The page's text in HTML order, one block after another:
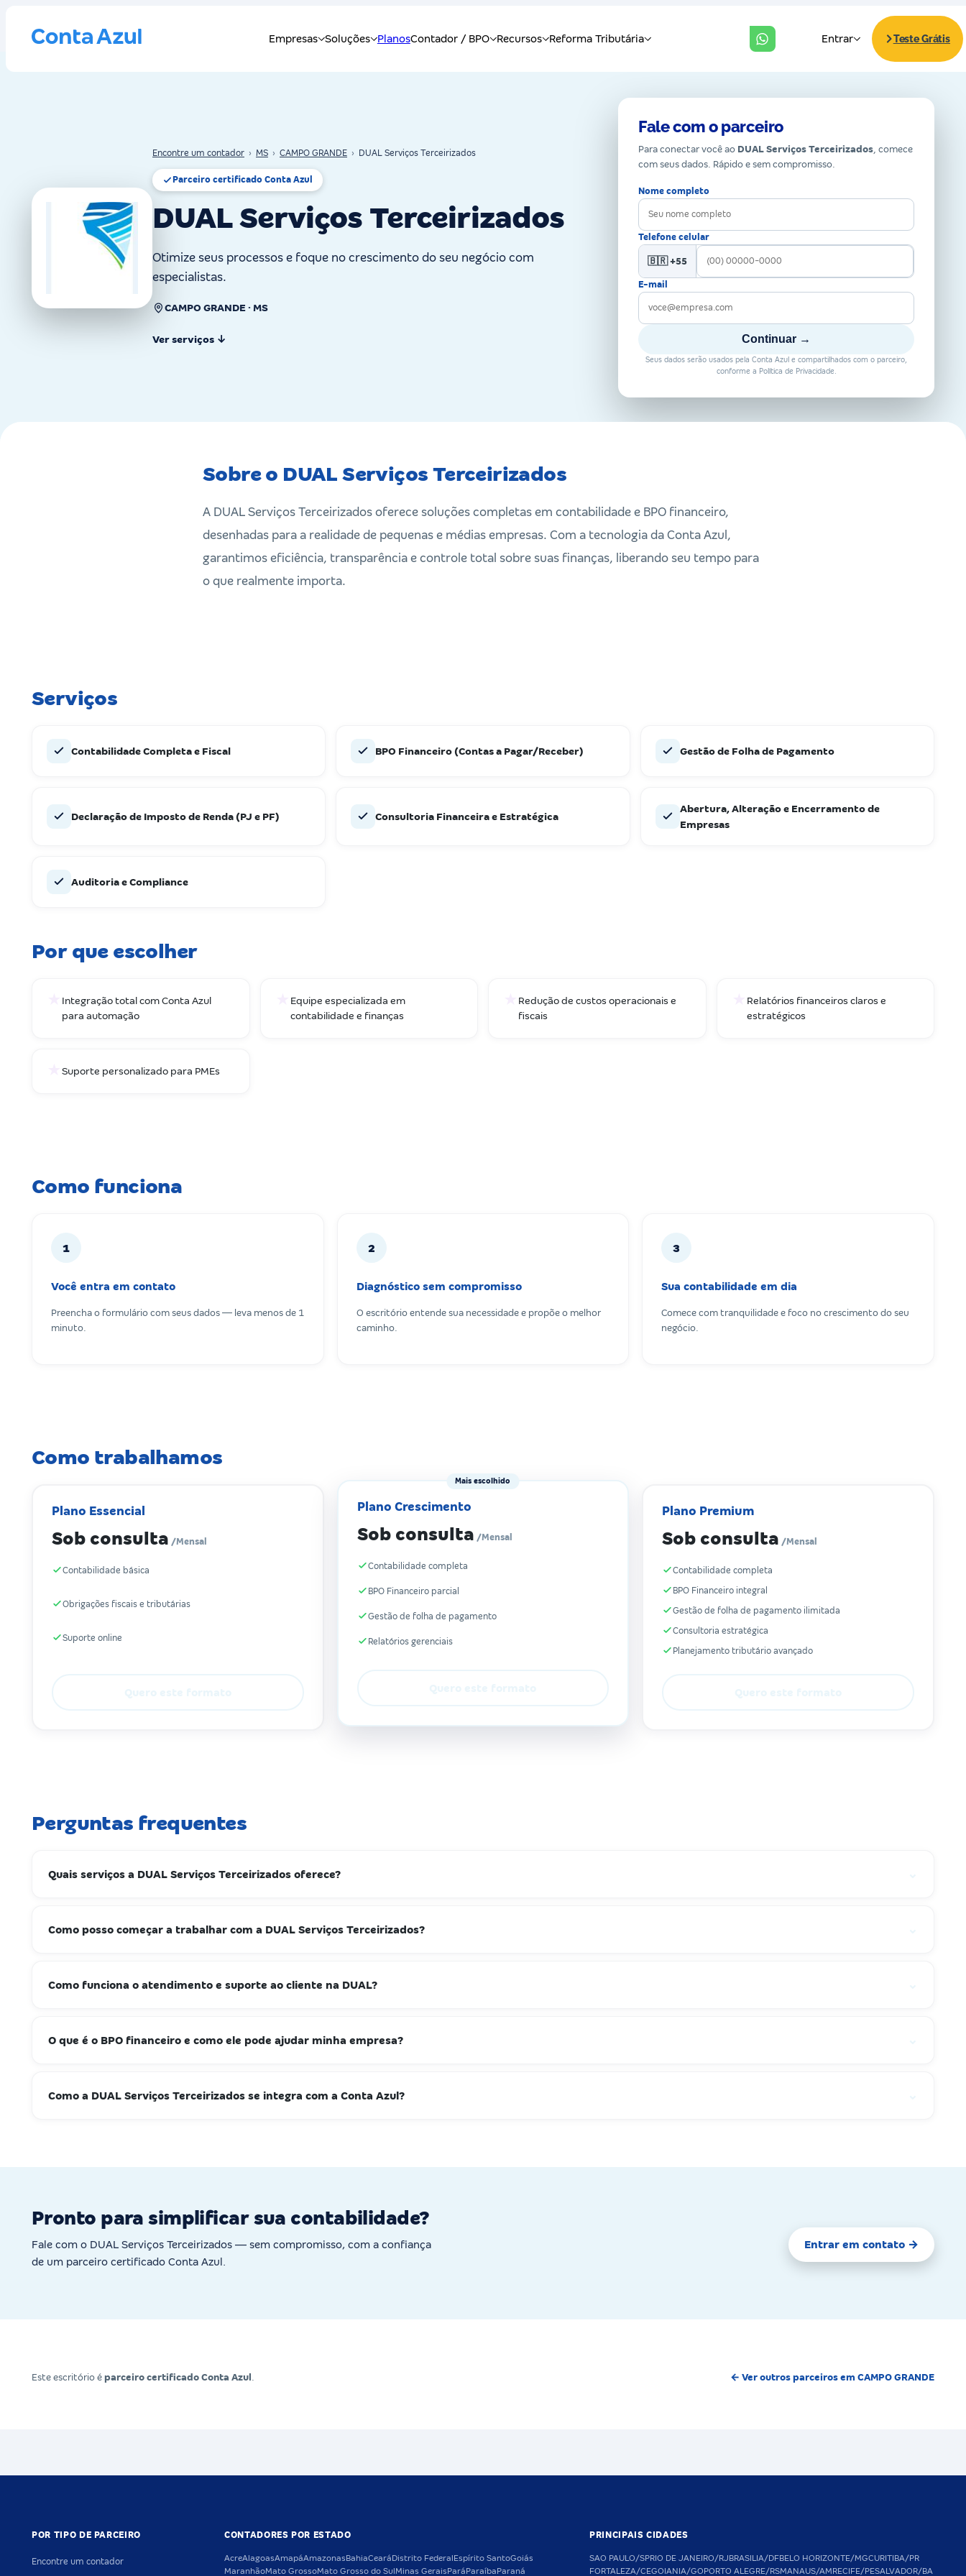
Encontre um contador › MS › CAMPO GRANDE › DUAL Serviços Terceirizados
Parceiro certificado Conta Azul
DUAL Serviços Terceirizados
Otimize seus processos e foque no crescimento do seu negócio com
especialistas.
CAMPO GRANDE · MS
Ver serviços ↓
Fale com o parceiro
Para conectar você ao DUAL Serviços Terceirizados, comece
com seus dados. Rápido e sem compromisso.
Nome completo
Telefone celular
🇧🇷 +55
E-mail
Continuar →
Seus dados serão usados pela Conta Azul e compartilhados com o parceiro,
conforme a Política de Privacidade.
Sobre o DUAL Serviços Terceirizados
A DUAL Serviços Terceirizados oferece soluções completas em contabilidade e BPO financeiro,
desenhadas para a realidade de pequenas e médias empresas. Com a tecnologia da Conta Azul,
garantimos eficiência, transparência e controle total sobre suas finanças, liberando seu tempo para
o que realmente importa.
Serviços
Contabilidade Completa e Fiscal BPO Financeiro (Contas a Pagar/Receber) Gestão de Folha de Pagamento
Declaração de Imposto de Renda (PJ e PF) Consultoria Financeira e Estratégica
Abertura, Alteração e Encerramento de
Empresas
Auditoria e Compliance
Por que escolher
Integração total com Conta Azul
para automação
Equipe especializada em
contabilidade e finanças
Redução de custos operacionais e
fiscais
Relatórios financeiros claros e
estratégicos
Suporte personalizado para PMEs
Como funciona
1
Você entra em contato
Preencha o formulário com seus dados — leva menos de 1
minuto.
2
Diagnóstico sem compromisso
O escritório entende sua necessidade e propõe o melhor
caminho.
3
Sua contabilidade em dia
Comece com tranquilidade e foco no crescimento do seu
negócio.
Como trabalhamos
Plano Essencial
Sob consulta /Mensal
Contabilidade básica
Obrigações fiscais e tributárias
Suporte online
Mais escolhido
Plano Crescimento
Sob consulta /Mensal
Contabilidade completa
BPO Financeiro parcial
Gestão de folha de pagamento
Relatórios gerenciais
Plano Premium
Sob consulta /Mensal
Contabilidade completa
BPO Financeiro integral
Gestão de folha de pagamento ilimitada
Consultoria estratégica
Planejamento tributário avançado
Perguntas frequentes
Quais serviços a DUAL Serviços Terceirizados oferece?
Como posso começar a trabalhar com a DUAL Serviços Terceirizados?
Como funciona o atendimento e suporte ao cliente na DUAL?
O que é o BPO financeiro e como ele pode ajudar minha empresa?
Como a DUAL Serviços Terceirizados se integra com a Conta Azul?
Pronto para simplificar sua contabilidade?
Fale com o DUAL Serviços Terceirizados — sem compromisso, com a confiança
de um parceiro certificado Conta Azul.
Entrar em contato →
Este escritório é parceiro certificado Conta Azul . ← Ver outros parceiros em CAMPO GRANDE
POR TIPO DE PARCEIRO
Encontre um contador
CONTADORES POR ESTADO
AcreAlagoasAmapáAmazonasBahiaCearáDistrito FederalEspírito SantoGoiás
MaranhãoMato GrossoMato Grosso do SulMinas GeraisParáParaíbaParaná
PRINCIPAIS CIDADES
SAO PAULO/SPRIO DE JANEIRO/RJBRASILIA/DFBELO HORIZONTE/MGCURITIBA/PR
FORTALEZA/CEGOIANIA/GOPORTO ALEGRE/RSMANAUS/AMRECIFE/PESALVADOR/BA